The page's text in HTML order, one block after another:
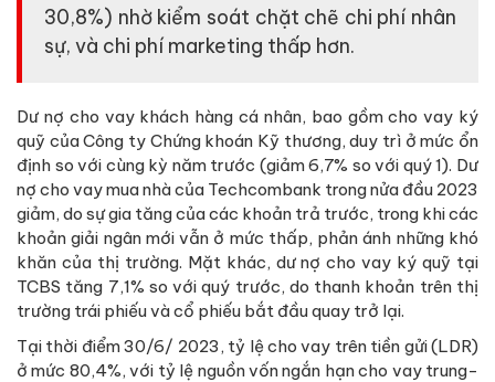
30,8%) nhờ kiểm soát chặt chẽ chi phí nhân
sự, và chi phí marketing thấp hơn.
Dư nợ cho vay khách hàng cá nhân, bao gồm cho vay ký
quỹ của Công ty Chứng khoán Kỹ thương, duy trì ở mức ổn
định so với cùng kỳ năm trước (giảm 6,7% so với quý 1). Dư
nợ cho vay mua nhà của Techcombank trong nửa đầu 2023
giảm, do sự gia tăng của các khoản trả trước, trong khi các
khoản giải ngân mới vẫn ở mức thấp, phản ánh những khó
khăn của thị trường. Mặt khác, dư nợ cho vay ký quỹ tại
TCBS tăng 7,1% so với quý trước, do thanh khoản trên thị
trường trái phiếu và cổ phiếu bắt đầu quay trở lại.
Tại thời điểm 30/6/ 2023, tỷ lệ cho vay trên tiền gửi (LDR)
ở mức 80,4%, với tỷ lệ nguồn vốn ngắn hạn cho vay trung-